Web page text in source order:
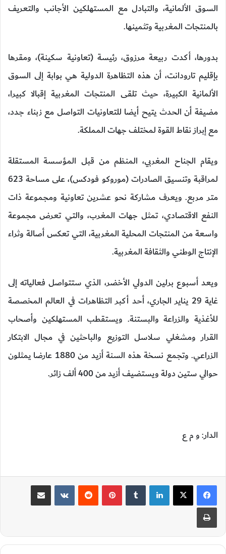
السوق الألمانية، والتبادل مع المستهلكين الأجانب والتعريف
بالمنتجات المغربية وتثمينها.
بدورها، أكدت ربيعة مرزوق، رئيسة (تعاونية سكينة)، ومقرها
بإقليم تارودانت، أن هذه التظاهرة الدولية هي بوابة إلى السوق
الألمانية الكبيرة، حيث تلقى المنتجات المغربية إقبالا كبيرا،
مضيفة أن الحدث يتيح أيضا للتعاونيات التواصل مع زبناء جدد،
مع إبراز نقاط القوة لمختلف جهات المملكة.
ويقام الجناح المغربي، المنظم من قبل المؤسسة المستقلة
لمراقبة وتنسيق الصادرات (موروكو فودكس)، على مساحة 623
متر مربع. ويعرف مشاركة نحو عشرين تعاونية ومجموعة ذات
النفع الاقتصادي، تمثل جهات المغرب، والتي تعرض مجموعة
واسعة من المنتجات المحلية المغربية، التي تعكس أصالة وثراء
الإنتاج الوطني والثقافة المغربية.
ويعد أسبوع برلين الدولي الأخضر، الذي ستتواصل فعالياته إلى
غاية 29 يناير الجاري، أحد أكبر التظاهرات في العالم المخصصة
للأغذية والزراعة والبستنة. ويستقطب المستهلكين وأصحاب
القرار ومشغلي سلاسل التوزيع والباحثين في مجال الابتكار
الزراعي. وتجمع نسخة هذه السنة أزيد من 1880 عارضا يمثلون
حوالي ستين دولة ويستضيف أزيد من 400 ألف زائر.
الدار: و م ع
لينكدإن بينتيريست